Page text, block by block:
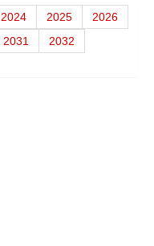
2024 2025
2026
2031
2032